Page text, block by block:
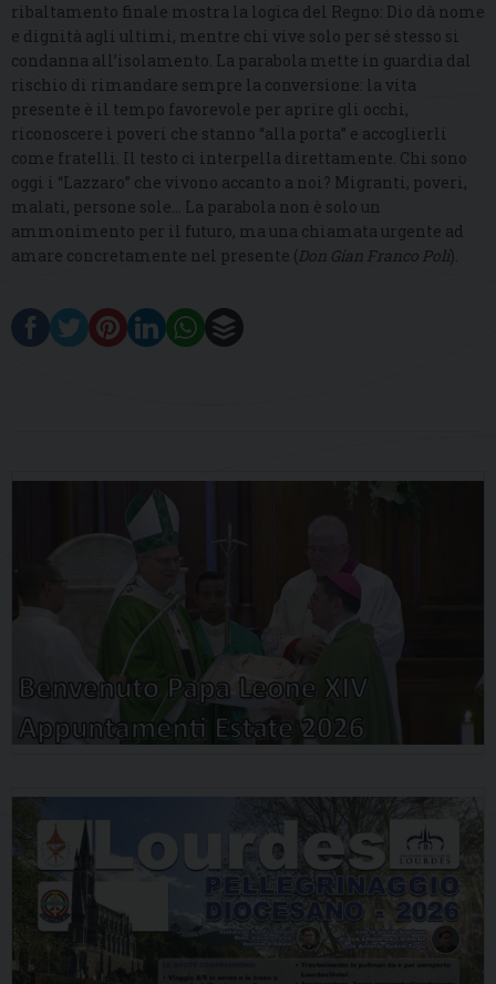
ribaltamento finale mostra la logica del Regno: Dio dà nome
e dignità agli ultimi, mentre chi vive solo per sé stesso si
condanna all’isolamento. La parabola mette in guardia dal
rischio di rimandare sempre la conversione: la vita
presente è il tempo favorevole per aprire gli occhi,
riconoscere i poveri che stanno “alla porta” e accoglierli
come fratelli. Il testo ci interpella direttamente. Chi sono
oggi i “Lazzaro” che vivono accanto a noi? Migranti, poveri,
malati, persone sole… La parabola non è solo un
ammonimento per il futuro, ma una chiamata urgente ad
amare concretamente nel presente (Don Gian Franco Poli).